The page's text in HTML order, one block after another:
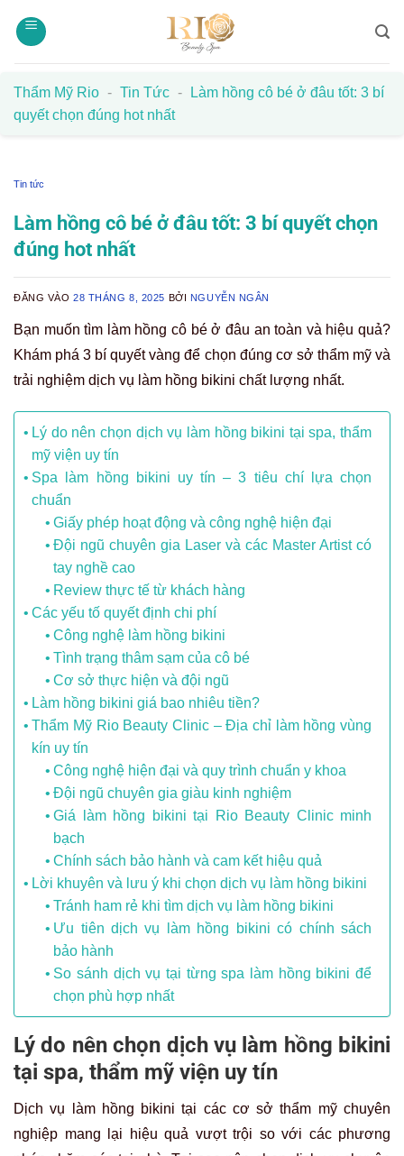
qua
Thẩm Mỹ Rio - Tin Tức -
Làm hồng cô bé ở đâu tốt: 3 bí
quyết chọn đúng hot nhất
Tin tức
Làm hồng cô bé ở đâu tốt: 3 bí quyết chọn
đúng hot nhất
ĐĂNG VÀO28 THÁNG 8, 2025 BỞI NGUYỄN NGÂN
Bạn muốn tìm làm hồng cô bé ở đâu an toàn và hiệu quả?
Khám phá 3 bí quyết vàng để chọn đúng cơ sở thẩm mỹ và
trải nghiệm dịch vụ làm hồng bikini chất lượng nhất.
Lý do nên chọn dịch vụ làm hồng bikini tại spa, thẩm
mỹ viện uy tín
Spa làm hồng bikini uy tín – 3 tiêu chí lựa chọn
chuẩn
Giấy phép hoạt động và công nghệ hiện đại
Đội ngũ chuyên gia Laser và các Master Artist có
tay nghề cao
Review thực tế từ khách hàng
Các yếu tố quyết định chi phí
Công nghệ làm hồng bikini
Tình trạng thâm sạm của cô bé
Cơ sở thực hiện và đội ngũ
Làm hồng bikini giá bao nhiêu tiền?
Thẩm Mỹ Rio Beauty Clinic – Địa chỉ làm hồng vùng
kín uy tín
Công nghệ hiện đại và quy trình chuẩn y khoa
Đội ngũ chuyên gia giàu kinh nghiệm
Giá làm hồng bikini tại Rio Beauty Clinic minh
bạch
Chính sách bảo hành và cam kết hiệu quả
Lời khuyên và lưu ý khi chọn dịch vụ làm hồng bikini
Tránh ham rẻ khi tìm dịch vụ làm hồng bikini
Ưu tiên dịch vụ làm hồng bikini có chính sách
bảo hành
So sánh dịch vụ tại từng spa làm hồng bikini để
chọn phù hợp nhất
Lý do nên chọn dịch vụ làm hồng bikini
tại spa, thẩm mỹ viện uy tín
Dịch vụ làm hồng bikini tại các cơ sở thẩm mỹ chuyên
nghiệp mang lại hiệu quả vượt trội so với các phương